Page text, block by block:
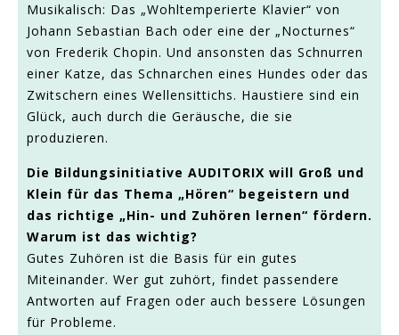
Musikalisch: Das „Wohltemperierte Klavier“ von
Johann Sebastian Bach oder eine der „Nocturnes“
von Frederik Chopin. Und ansonsten das Schnurren
einer Katze, das Schnarchen eines Hundes oder das
Zwitschern eines Wellensittichs. Haustiere sind ein
Glück, auch durch die Geräusche, die sie
produzieren.
Die Bildungsinitiative AUDITORIX will Groß und
Klein für das Thema „Hören“ begeistern und
das richtige „Hin- und Zuhören lernen“ fördern.
Warum ist das wichtig?
Gutes Zuhören ist die Basis für ein gutes
Miteinander. Wer gut zuhört, findet passendere
Antworten auf Fragen oder auch bessere Lösungen
für Probleme.